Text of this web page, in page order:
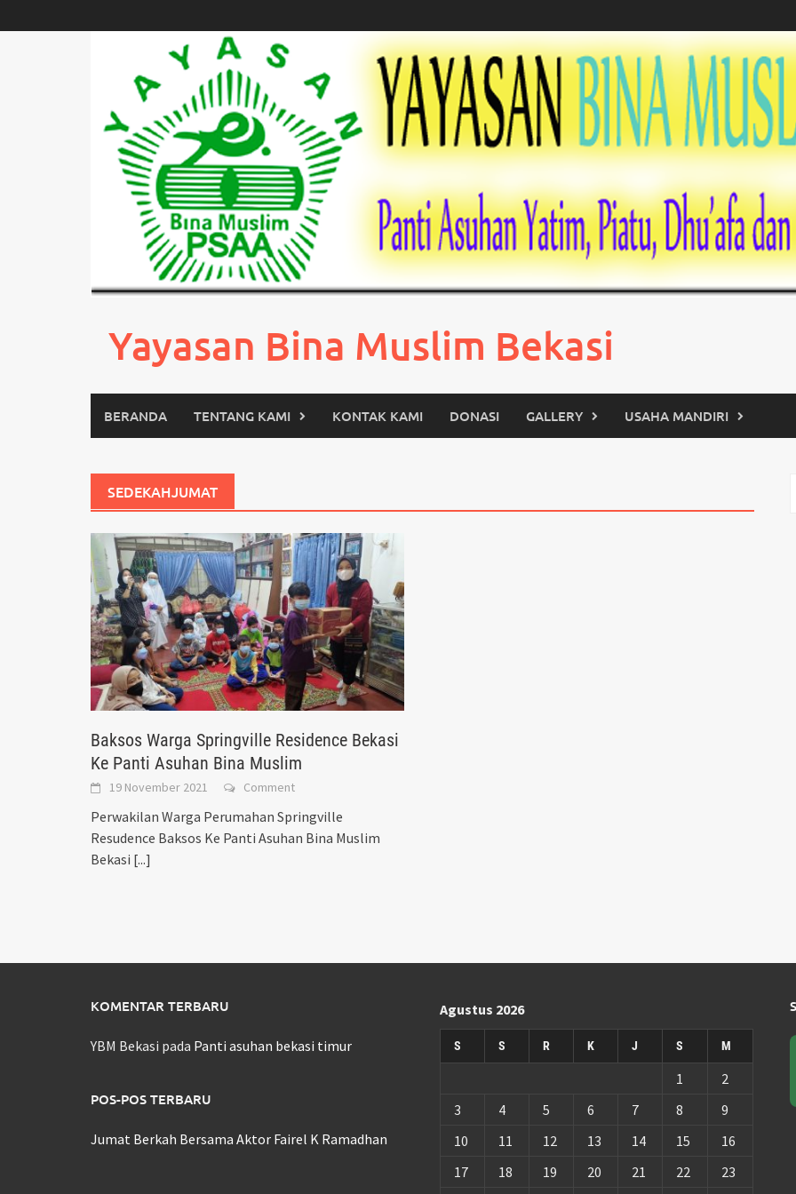
to
Yayasan Bina Muslim Bekasi
BERANDA TENTANG KAMI KONTAK KAMI DONASI GALLERY USAHA MANDIRI
SEDEKAHJUMAT
Baksos Warga Springville Residence Bekasi
Ke Panti Asuhan Bina Muslim
19 November 2021 Comment
Perwakilan Warga Perumahan Springville
Resudence Baksos Ke Panti Asuhan Bina Muslim
Bekasi [...]
KOMENTAR TERBARU
YBM Bekasi pada Panti asuhan bekasi timur
POS-POS TERBARU
Jumat Berkah Bersama Aktor Fairel K Ramadhan
Agustus 2026
S S R K J S M
1
2
3
4 5 6 7 8
9
10
11 12 13 14 15
16
17
18 19 20 21 22 23